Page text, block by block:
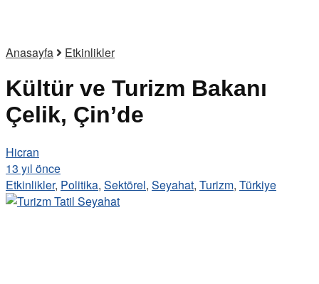
Anasayfa Etkinlikler
Kültür ve Turizm Bakanı
Çelik, Çin’de
Hicran
13 yıl önce
Etkinlikler, Politika, Sektörel, Seyahat, Turizm, Türkiye